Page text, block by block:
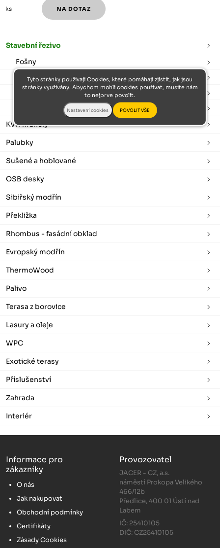
ks
Stavební řezivo
Fošny
Hranoly
KVH hranoly
Palubky
Sušené a hoblované
OSB desky
Sibiřský modřín
Překližka
Rhombus - fasádní obklad
Evropský modřín
ThermoWood
Palivo
Terasa z borovice
Lasury a oleje
WPC
Exotické terasy
Příslušenství
Zahrada
Interiér
Informace pro
zákazníky
O nás
Jak nakupovat
Obchodní podmínky
Certifikáty
Zásady Cookies
Provozovatel
JACER - CZ, a.s.
náměstí Prokopa Velikého
466/12b
Předlice, 400 01 Ústí nad
Labem
IČ: 25410105
DIČ: CZ25410105
Tyto stránky používají Cookies, které pomáhají zjistit, jak jsou
stránky využívány. Abychom mohli cookies používat, musíte nám
to nejprve povolit.